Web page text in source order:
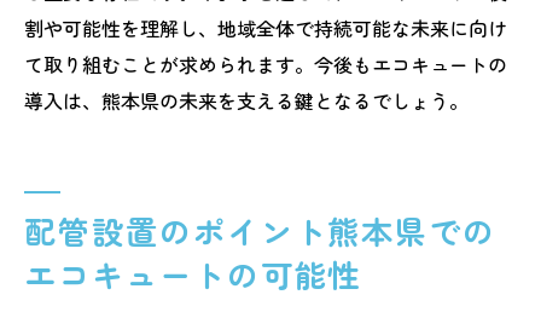
割や可能性を理解し、地域全体で持続可能な未来に向け
て取り組むことが求められます。今後もエコキュートの
導入は、熊本県の未来を支える鍵となるでしょう。
配管設置のポイント熊本県での
エコキュートの可能性